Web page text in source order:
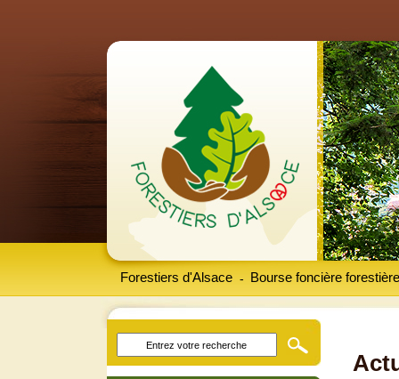
Forestiers d'Alsace Bourse foncière forestière
-